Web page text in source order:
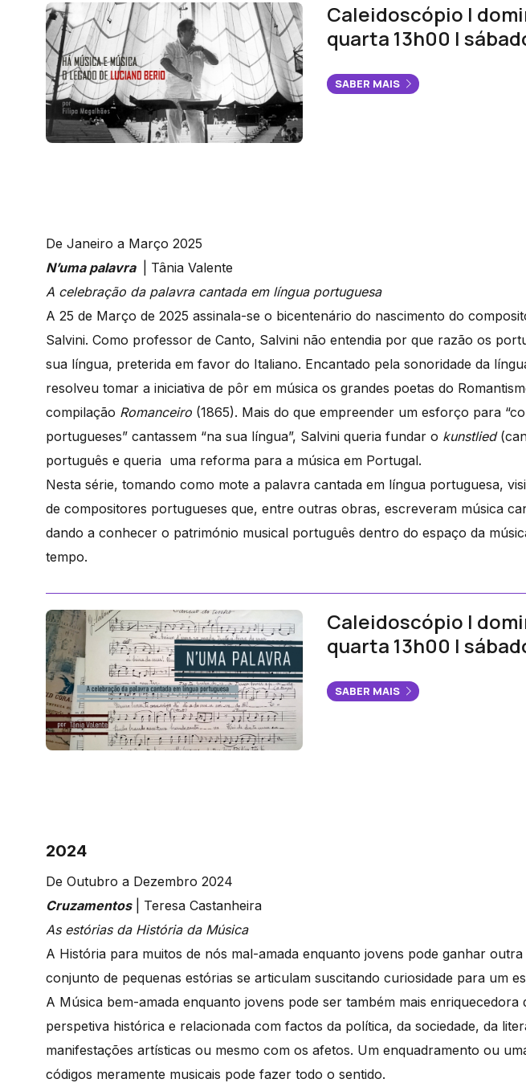
Caleidoscópio |
quarta 13h00 |
SABER MAIS
De Janeiro a Março 2025
N’uma palavra
| Tânia Valente
A celebração da palavra cantada em língua portuguesa
A 25 de Março de 2025 assinala-se o bicentenário do nascimento do
Salvini. Como professor de Canto, Salvini não entendia por que razão os
sua língua, preterida em favor do Italiano. Encantado pela sonoridade da
resolveu tomar a iniciativa de pôr em música os grandes poetas do
compilação Romanceiro (1865). Mais do que empreender um esforço para
portugueses” cantassem “na sua língua”, Salvini queria fundar o kunstlied
português e queria uma reforma para a música em Portugal.
Nesta série, tomando como mote a palavra cantada em língua portuguesa,
de compositores portugueses que, entre outras obras, escreveram música
dando a conhecer o património musical português dentro do espaço da
tempo.
Caleidoscópio |
quarta 13h00 |
SABER MAIS
2024
De Outubro a Dezembro 2024
Cruzamentos| Teresa Castanheira
As estórias da História da Música
A História para muitos de nós mal-amada enquanto jovens pode ganhar
conjunto de pequenas estórias se articulam suscitando curiosidade para um
A Música bem-amada enquanto jovens pode ser também mais enriquecedora
perspetiva histórica e relacionada com factos da política, da sociedade, da
manifestações artísticas ou mesmo com os afetos. Um enquadramento ou
códigos meramente musicais pode fazer todo o sentido.